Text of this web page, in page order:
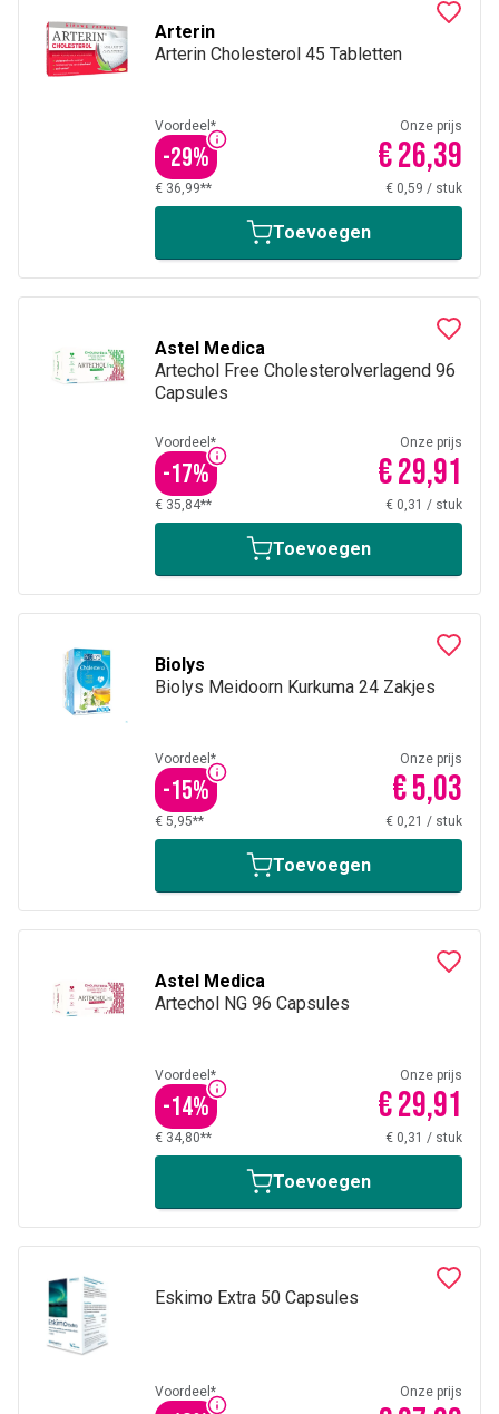
Arterin
Arterin Cholesterol 45 Tabletten
Voordeel*
-29%
Onze prijs
€ 26,39
€ 36,99** € 0,59 / stuk
Toevoegen
Astel Medica
Artechol Free Cholesterolverlagend 96
Capsules
Voordeel*
-17%
Onze prijs
€ 29,91
€ 35,84** € 0,31 / stuk
Toevoegen
Biolys
Biolys Meidoorn Kurkuma 24 Zakjes
Voordeel*
-15%
Onze prijs
€ 5,03
€ 5,95** € 0,21 / stuk
Toevoegen
Astel Medica
Artechol NG 96 Capsules
Voordeel*
-14%
Onze prijs
€ 29,91
€ 34,80** € 0,31 / stuk
Toevoegen
Eskimo Extra 50 Capsules
Voordeel* Onze prijs